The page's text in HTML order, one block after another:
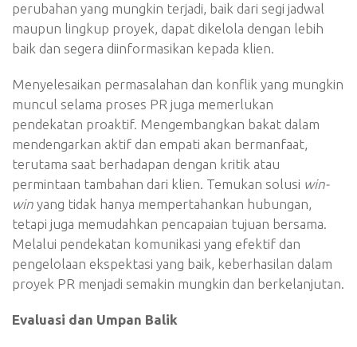
perubahan yang mungkin terjadi, baik dari segi jadwal
maupun lingkup proyek, dapat dikelola dengan lebih
baik dan segera diinformasikan kepada klien.
Menyelesaikan permasalahan dan konflik yang mungkin
muncul selama proses PR juga memerlukan
pendekatan proaktif. Mengembangkan bakat dalam
mendengarkan aktif dan empati akan bermanfaat,
terutama saat berhadapan dengan kritik atau
permintaan tambahan dari klien. Temukan solusi win-
win yang tidak hanya mempertahankan hubungan,
tetapi juga memudahkan pencapaian tujuan bersama.
Melalui pendekatan komunikasi yang efektif dan
pengelolaan ekspektasi yang baik, keberhasilan dalam
proyek PR menjadi semakin mungkin dan berkelanjutan.
Evaluasi dan Umpan Balik